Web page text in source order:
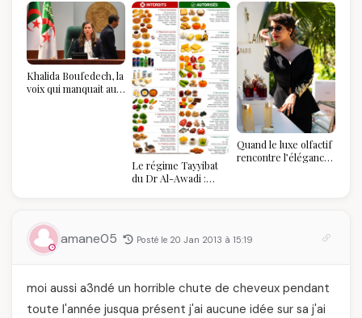
Khalida Boufedech, la
voix qui manquait au
Le régime Tayyibat
du Dr Al-Awadi :
vraiment savoir
Quand le luxe olfactif
rencontre l’élégance
amane05 Posté le 20 Jan 2013 à 15:19
moi aussi a3ndé un horrible chute de cheveux pendant
toute l'année jusqua présent j'ai aucune idée sur sa j'ai